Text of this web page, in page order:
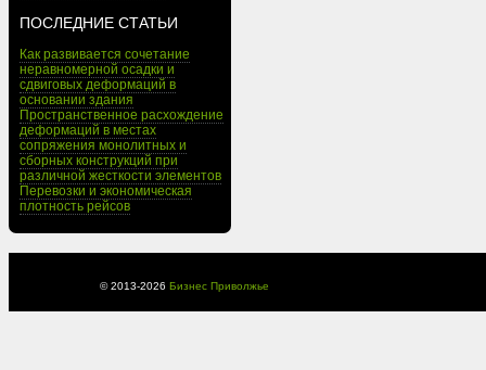
ПОСЛЕДНИЕ СТАТЬИ
Как развивается сочетание
неравномерной осадки и
сдвиговых деформаций в
основании здания
Пространственное расхождение
деформаций в местах
сопряжения монолитных и
сборных конструкций при
различной жесткости элементов
Перевозки и экономическая
плотность рейсов
© 2013-2026 Бизнес Приволжье